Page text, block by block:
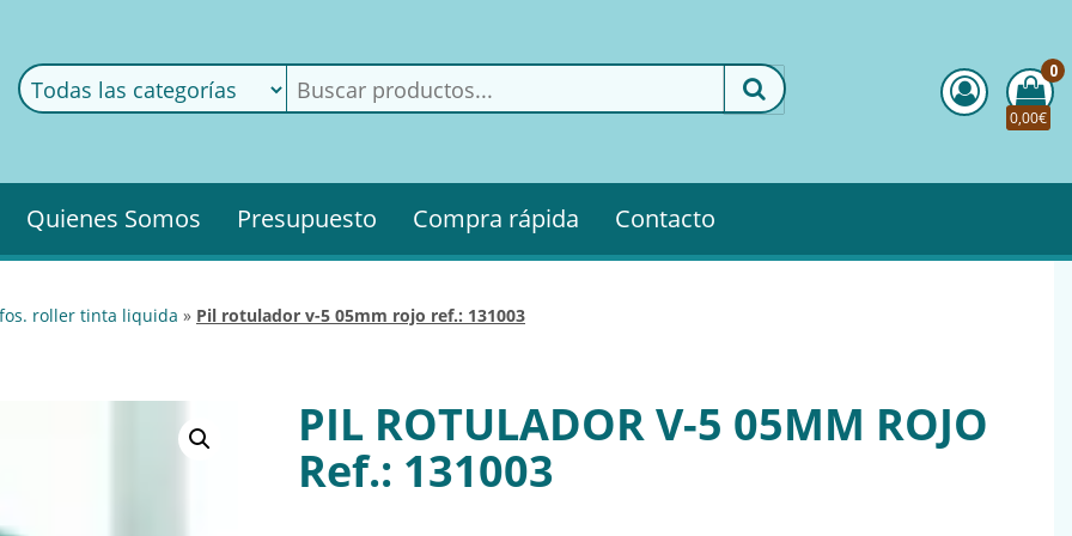
0
0,00€
Quienes Somos Presupuesto Compra rápida Contacto
roller tinta liquida » pil rotulador v-5 05mm rojo ref.: 131003
PIL ROTULADOR V-5 05MM ROJO
Ref.: 131003